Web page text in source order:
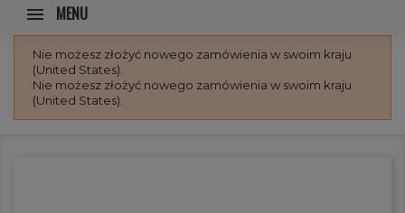
MENU
Nie możesz złożyć nowego zamówienia w swoim kraju
(United States).
Nie możesz złożyć nowego zamówienia w swoim kraju
(United States).